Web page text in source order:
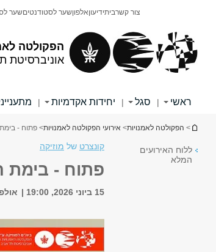
הפקולטה
אוניברסיטת
צור קשרביתידיעוןאלפוןשער לסטודנטיםשער
ראשי | סגל | יחידות אקדמיות |
הינך נמצא כאן
> הפקולטה לאמנויות> אירועי הפקולטה לאמנויות> פתוח -
ללוח האירועים
המלא
קונצרט של מוזיקה
פתוח - בימת
15 ביוני 2026, 19:00